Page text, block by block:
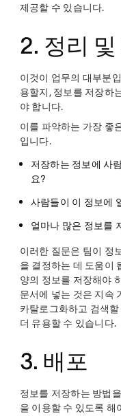
제공할 수 있습니다.
2. 정리
이것이 업무의 대부분
용할지, 정보를 저장하
야 합니다.
이를 파악하는 가장 좋
입니다.
저장하는 정보에 사
요?
사람들이 이 정보에
얼마나 많은 정보를
이러한 질문은 팀이 정
을 결정하는 데 도움이
양의 정보를 저장해야
문서에 넣는 것은 지속
카탈로그화하고 검색
더 유용할 수 있습니다.
3. 배포
정보를 저장하는 방법
을 이용할 수 있도록 해